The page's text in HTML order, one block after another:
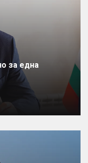
за една